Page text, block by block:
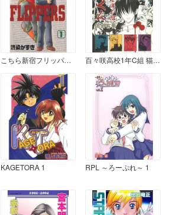
こちら新宿フリッパーズ 1 百々咲高校1年C組 猫祭くん
KAGETORA 1 RPL ～ろーぷれ～ 1